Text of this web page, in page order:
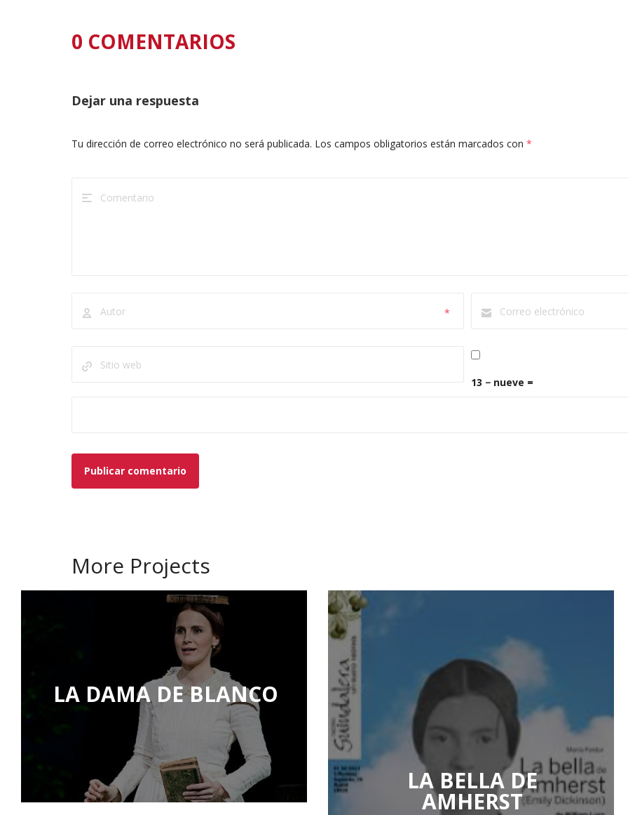
0 COMENTARIOS
Dejar una respuesta
Tu dirección de correo electrónico no será publicada. Los campos obligatorios están marcados con *
*
13 − nueve =
More Projects
LA DAMA DE BLANCO
LA BELLA DE
AMHERST